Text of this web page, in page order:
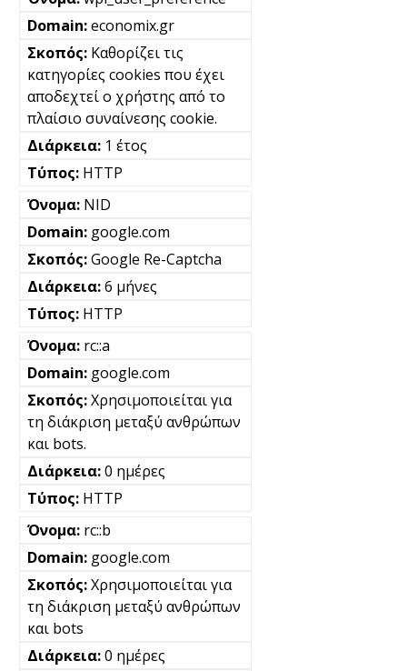
economix.gr
Καθορίζει τις
κατηγορίες cookies που έχει
αποδεχτεί ο χρήστης από το
πλαίσιο συναίνεσης cookie.
1 έτος
HTTP
NID
google.com
Google Re-Captcha
6 μήνες
HTTP
rc::a
google.com
Χρησιμοποιείται για
τη διάκριση μεταξύ ανθρώπων
και bots.
0 ημέρες
HTTP
rc::b
google.com
Χρησιμοποιείται για
τη διάκριση μεταξύ ανθρώπων
και bots
0 ημέρες